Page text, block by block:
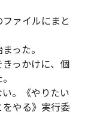
ァイルにまと
った。
っかけに、個
。《やりたい
やる》実行委